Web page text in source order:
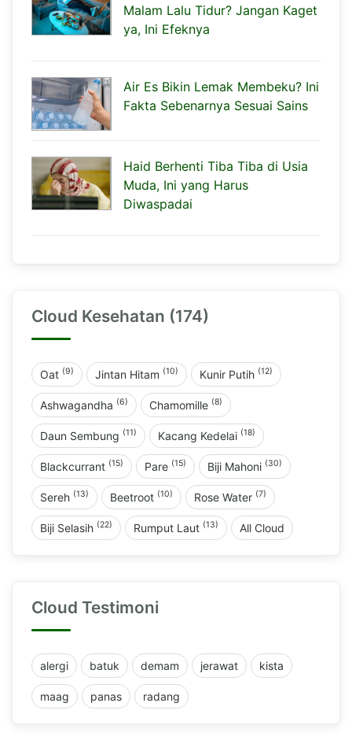
Malam Lalu Tidur? Jangan Kaget
ya, Ini Efeknya
Air Es Bikin Lemak Membeku? Ini
Fakta Sebenarnya Sesuai Sains
Haid Berhenti Tiba Tiba di Usia
Muda, Ini yang Harus
Diwaspadai
Cloud Kesehatan (174)
Oat (9) Jintan Hitam (10) Kunir Putih (12)
Ashwagandha (6) Chamomille (8)
Daun Sembung (11) Kacang Kedelai (18)
Blackcurrant (15) Pare (15) Biji Mahoni (30)
Sereh (13) Beetroot (10) Rose Water (7)
Biji Selasih (22) Rumput Laut (13) All Cloud
Cloud Testimoni
alergi batuk demam jerawat kista
maag panas radang